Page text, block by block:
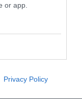
or app.
Privacy Policy